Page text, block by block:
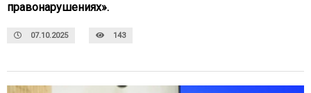
правонарушениях».
07.10.2025 143